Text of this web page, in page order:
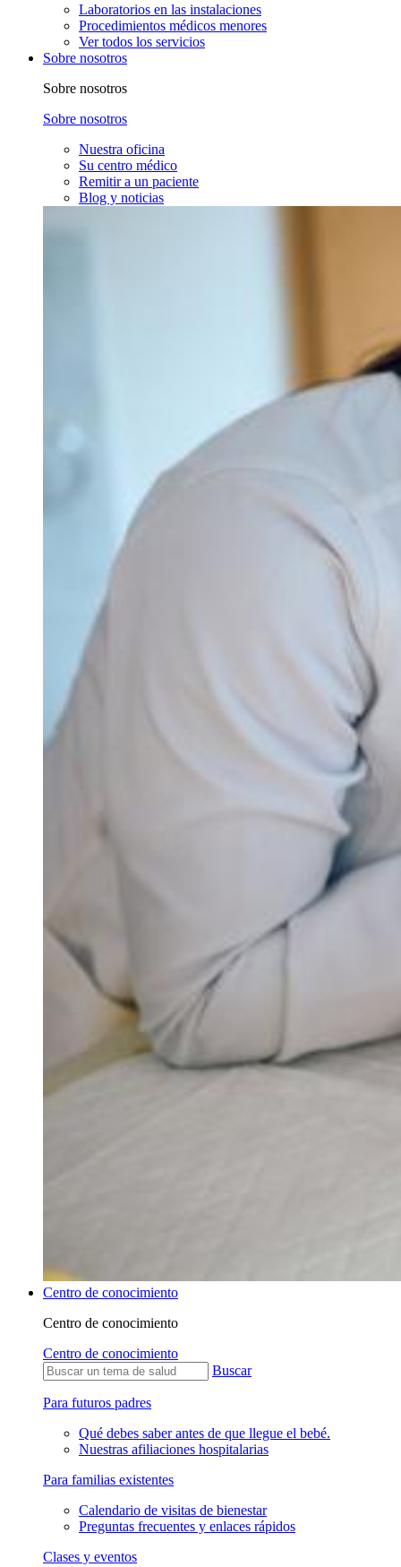
Laboratorios en las instalaciones
Procedimientos médicos menores
Ver todos los servicios
Sobre nosotros
Sobre nosotros
Sobre nosotros
Nuestra oficina
Su centro médico
Remitir a un paciente
Blog y noticias
Centro de conocimiento
Centro de conocimiento
Centro de conocimiento
Buscar
Para futuros padres
Qué debes saber antes de que llegue el bebé.
Nuestras afiliaciones hospitalarias
Para familias existentes
Calendario de visitas de bienestar
Preguntas frecuentes y enlaces rápidos
Clases y eventos